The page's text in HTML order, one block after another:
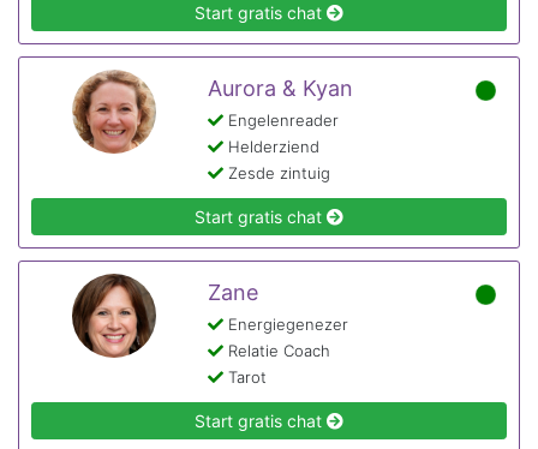
Start gratis chat
Aurora & Kyan
Engelenreader
Helderziend
Zesde zintuig
Start gratis chat
Zane
Energiegenezer
Relatie Coach
Tarot
Start gratis chat